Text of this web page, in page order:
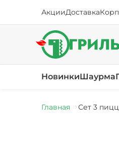
АкцииДоставка
НовинкиШаурма
Главная Сет 3